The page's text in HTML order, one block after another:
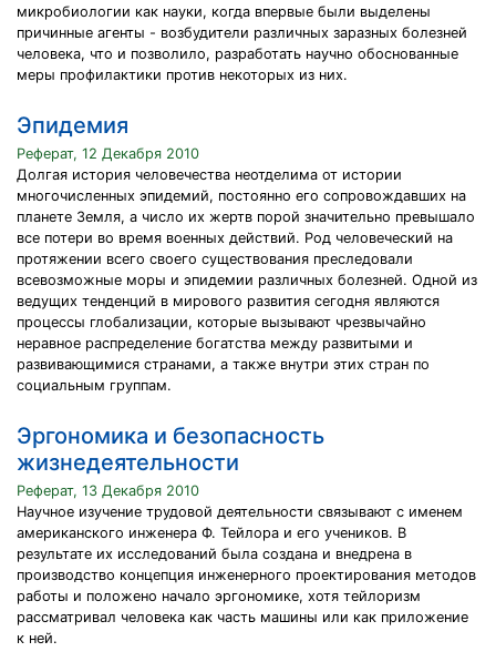
микробиологии как науки, когда впервые были выделены
причинные агенты - возбудители различных заразных болезней
человека, что и позволило, разработать научно обоснованные
меры профилактики против некоторых из них.
Эпидемия
Реферат, 12 Декабря 2010
Долгая история человечества неотделима от истории
многочисленных эпидемий, постоянно его сопровождавших на
планете Земля, а число их жертв порой значительно превышало
все потери во время военных действий. Род человеческий на
протяжении всего своего существования преследовали
всевозможные моры и эпидемии различных болезней. Одной из
ведущих тенденций в мирового развития сегодня являются
процессы глобализации, которые вызывают чрезвычайно
неравное распределение богатства между развитыми и
развивающимися странами, а также внутри этих стран по
социальным группам.
Эргономика и безопасность
жизнедеятельности
Реферат, 13 Декабря 2010
Научное изучение трудовой деятельности связывают с именем
американского инженера Ф. Тейлора и его учеников. В
результате их исследований была создана и внедрена в
производство концепция инженерного проектирования методов
работы и положено начало эргономике, хотя тейлоризм
рассматривал человека как часть машины или как приложение
к ней.